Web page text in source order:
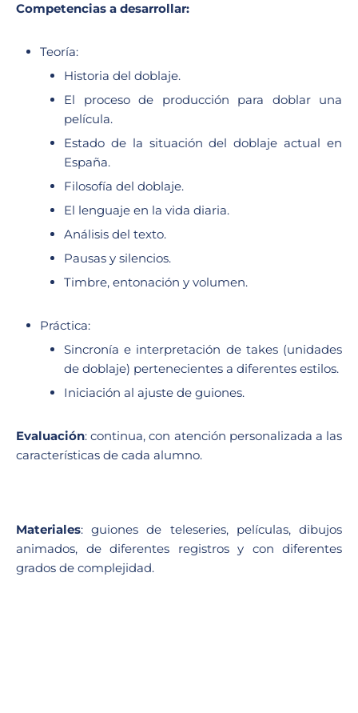
Competencias a desarrollar:
Teoría:
Historia del doblaje.
El proceso de producción para doblar una
película.
Estado de la situación del doblaje actual en
España.
Filosofía del doblaje.
El lenguaje en la vida diaria.
Análisis del texto.
Pausas y silencios.
Timbre, entonación y volumen.
Práctica:
Sincronía e interpretación de takes (unidades
de doblaje) pertenecientes a diferentes estilos.
Iniciación al ajuste de guiones.
Evaluación: continua, con atención personalizada a las
características de cada alumno.
Materiales: guiones de teleseries, películas, dibujos
animados, de diferentes registros y con diferentes
grados de complejidad.